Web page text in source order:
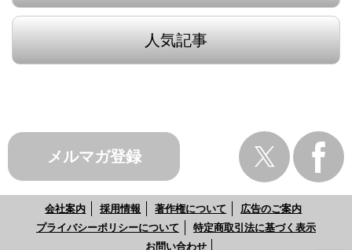
人気記事
メルマガ登録
会社案内 採用情報 著作権について
広告のご案内
プライバシーポリシーについて
特定商取引法に基づく表示
お問い合わせ